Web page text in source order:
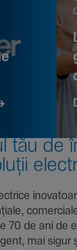
tău de
ani de
mai sigur